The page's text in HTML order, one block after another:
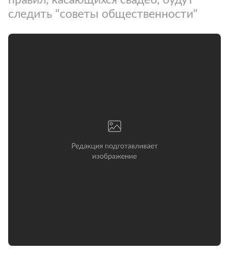
следить "советы общественности"